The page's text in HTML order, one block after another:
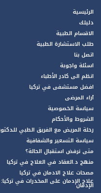
الرئيسية
دليلك
الاقسام الطبية
طلب الاستشارة الطبية
اتصل بنا
اسئلة واجوبة
انظم الى كادر الأطباء
افضل مستشفى في تركيا
آراء المرضى
سياسة الخصوصية
الشروط والأحكام
رحلة المريض مع الفريق الطبي
سياسة التسعير والشفافية
متى نرفض استقبال الحالة؟
منهج د.العقاد في العلاج في تركيا
مصحات علاج الادمان في تركيا
علاج الإدمان على المخدرات في
الإدمان